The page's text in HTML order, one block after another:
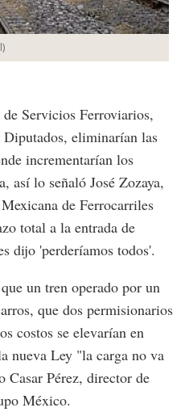
)
Servicios Ferroviarios,
Diputados, eliminarían las
incrementarían los
así lo señaló José Zozaya,
de Ferrocarriles
total a la entrada de
dijo 'perderíamos todos'.
un tren operado por un
que dos permisionarios
costos se elevarían en
nueva Ley "la carga no va
Pérez, director de
México.